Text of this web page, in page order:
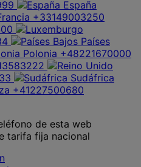
España
+33149003250
Países
Polonia +48221670000
Sudáfrica
+41227500680
de esta web
tarifa fija nacional